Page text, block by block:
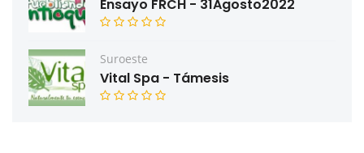
Ensayo FRCH - 31Agosto2022
Suroeste
Vital Spa - Támesis